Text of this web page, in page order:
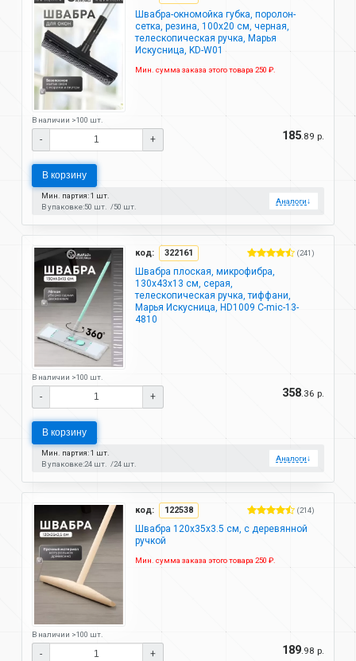
Швабра-окномойка губка, поролон-
сетка, резина, 100х20 см, черная,
телескопическая ручка, Марья
Искусница, KD-W01
Мин. сумма заказа этого товара 250 ₽.
В наличии >100 шт.
- + 185.89 р.
В корзину
Мин. партия: 1 шт.
В упаковке:50 шт. 50 шт.
Аналоги↓
код: 322161 (241)
Швабра плоская, микрофибра,
130х43х13 см, серая,
телескопическая ручка, тиффани,
Марья Искусница, HD1009 C-mic-13-
4810
В наличии >100 шт.
- + 358.36 р.
В корзину
Мин. партия: 1 шт.
В упаковке:24 шт. 24 шт.
Аналоги↓
код: 122538 (214)
Швабра 120х35х3.5 см, с деревянной
ручкой
Мин. сумма заказа этого товара 250 ₽.
В наличии >100 шт.
- + 189.98 р.